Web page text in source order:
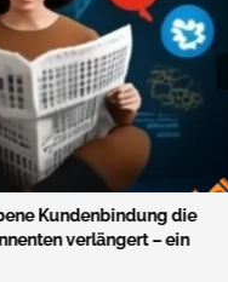
Kundenbindung die
verlängert – ein